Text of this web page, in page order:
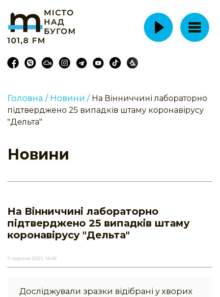
Головна / Новини / На Вінниччині лабораторно
підтверджено 25 випадків штаму коронавірусу
"Дельта"
Новини
На Вінниччині лабораторно
підтверджено 25 випадків штаму
коронавірусу "Дельта"
7 серпня 2021, 14:45
Досліджували зразки відібрані у хворих